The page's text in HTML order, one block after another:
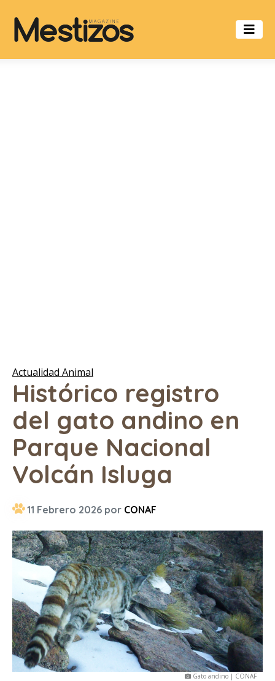
Actualidad Animal
Histórico registro
del gato andino en
Parque Nacional
Volcán Isluga
11 Febrero 2026 por CONAF
Gato andino | CONAF